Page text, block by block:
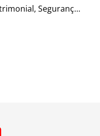
Segurança
relação